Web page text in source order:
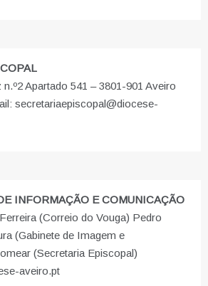
Apartado 541 – 3801-901 Aveiro
secretariaepiscopal@diocese-
INFORMAÇÃO E COMUNICAÇÃO
(Correio do Vouga) Pedro
(Gabinete de Imagem e
(Secretaria Episcopal)
aveiro.pt